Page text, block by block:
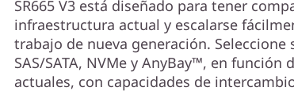
SR665 V3 está diseñado para tener
infraestructura actual y escalarse
trabajo de nueva generación. Seleccione
SAS/SATA, NVMe y AnyBay™, en función
actuales, con capacidades de